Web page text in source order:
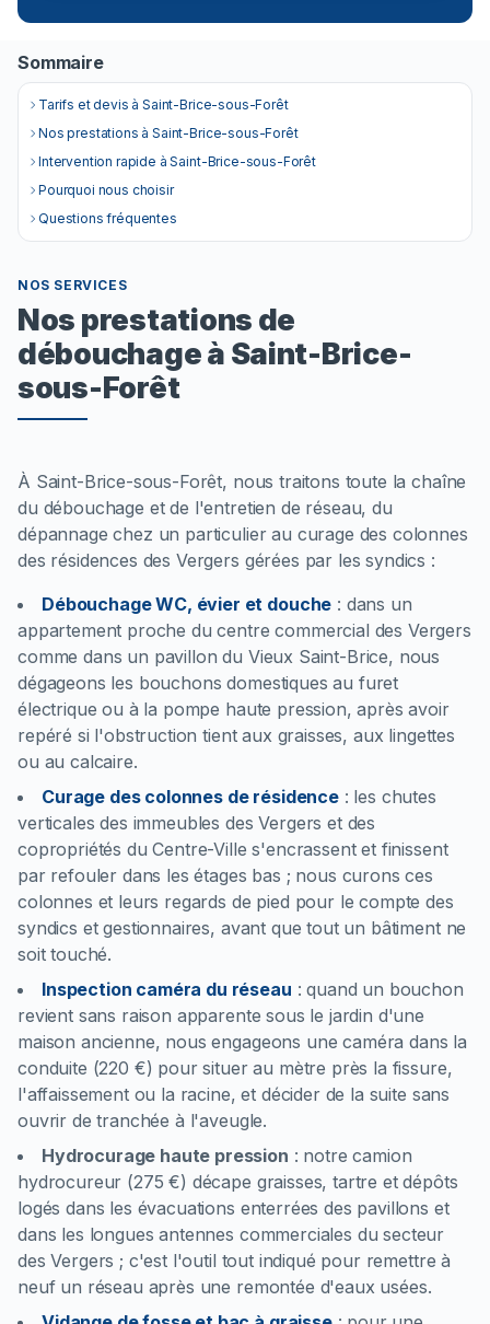
Sommaire
Tarifs et devis à Saint-Brice-sous-Forêt
Nos prestations à Saint-Brice-sous-Forêt
Intervention rapide à Saint-Brice-sous-Forêt
Pourquoi nous choisir
Questions fréquentes
NOS SERVICES
Nos prestations de
débouchage à Saint-Brice-
sous-Forêt
À Saint-Brice-sous-Forêt, nous traitons toute la chaîne
du débouchage et de l'entretien de réseau, du
dépannage chez un particulier au curage des colonnes
des résidences des Vergers gérées par les syndics :
Débouchage WC, évier et douche : dans un
appartement proche du centre commercial des Vergers
comme dans un pavillon du Vieux Saint-Brice, nous
dégageons les bouchons domestiques au furet
électrique ou à la pompe haute pression, après avoir
repéré si l'obstruction tient aux graisses, aux lingettes
ou au calcaire.
Curage des colonnes de résidence: les chutes
verticales des immeubles des Vergers et des
copropriétés du Centre-Ville s'encrassent et finissent
par refouler dans les étages bas ; nous curons ces
colonnes et leurs regards de pied pour le compte des
syndics et gestionnaires, avant que tout un bâtiment ne
soit touché.
Inspection caméra du réseau :quand un bouchon
revient sans raison apparente sous le jardin d'une
maison ancienne, nous engageons une caméra dans la
conduite (220 €) pour situer au mètre près la fissure,
l'affaissement ou la racine, et décider de la suite sans
ouvrir de tranchée à l'aveugle.
Hydrocurage haute pression : notre camion
hydrocureur (275 €) décape graisses, tartre et dépôts
logés dans les évacuations enterrées des pavillons et
dans les longues antennes commerciales du secteur
des Vergers ; c'est l'outil tout indiqué pour remettre à
neuf un réseau après une remontée d'eaux usées.